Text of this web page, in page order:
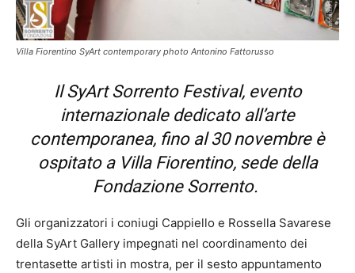
Villa Fiorentino SyArt contemporary photo Antonino Fattorusso
Il SyArt Sorrento Festival, evento
internazionale dedicato all’arte
contemporanea, fino al 30 novembre è
ospitato a Villa Fiorentino, sede della
Fondazione Sorrento.
Gli organizzatori i coniugi Cappiello e Rossella Savarese
della SyArt Gallery impegnati nel coordinamento dei
trentasette artisti in mostra, per il sesto appuntamento